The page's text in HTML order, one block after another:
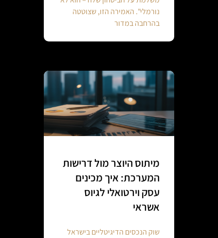
נורמלי". האמירה הזו, שצוטטה
בהרחבה במדור
מיתוס היוצר מול דרישות
המערכת: איך מכינים
עסק וירטואלי לגיוס
אשראי
שוק הנכסים הדיגיטליים בישראל